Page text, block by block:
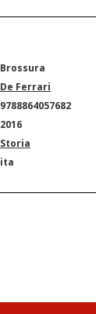
Brossura
De Ferrari
9788864057682
2016
Storia
ita